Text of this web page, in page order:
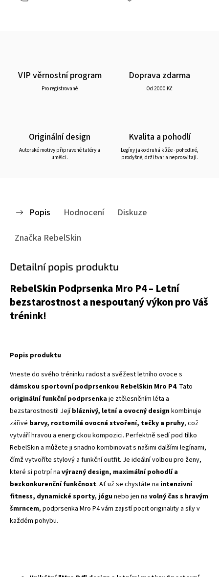
VIP věrnostní program
Pro registrované
Doprava zdarma
Od 2000 Kč
Originální design
Autorské motivy připravené tatéry a
umělci.
Kvalita a pohodlí
Legíny jako druhá kůže - pohodlné,
prodyšné, drží tvar a neprosvítají.
Popis Hodnocení
Diskuze
Značka RebelSkin
Detailní popis produktu
RebelSkin Podprsenka Mro P4 – Letní
bezstarostnost a nespoutaný výkon pro Váš
trénink!
Popis produktu
Vneste do svého tréninku radost a svěžest letního ovoce s
dámskou sportovní podprsenkou RebelSkin Mro P4. Tato
originální funkční podprsenkaje ztělesněním léta a
bezstarostnosti! Jejíbláznivý, letní a ovocný designkombinuje
zářivé barvy, roztomilá ovocná stvoření, tečky a pruhy, což
vytváří hravou a energickou kompozici. Perfektně sedí pod tílko
RebelSkin a můžete ji snadno kombinovat s našimi dalšími legínami,
čímž vytvoříte stylový a funkční outfit. Je ideální volbou pro ženy,
které si potrpí na výrazný design, maximální pohodlí a
bezkonkurenční funkčnost. Ať už se chystáte na intenzivní
fitness, dynamické sporty, jógunebo jen na volný čas s hravým
šmrncem, podprsenka Mro P4 vám zajistí pocit originality a síly v
každém pohybu.